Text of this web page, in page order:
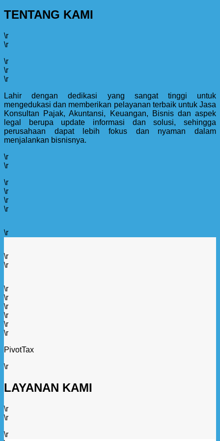
TENTANG KAMI
\r
\r
\r
\r
\r
Lahir dengan dedikasi yang sangat tinggi untuk
mengedukasi dan memberikan pelayanan terbaik untuk Jasa
Konsultan Pajak, Akuntansi, Keuangan, Bisnis dan aspek
legal berupa update informasi dan solusi, sehingga
perusahaan dapat lebih fokus dan nyaman dalam
menjalankan bisnisnya.
\r
\r
\r
\r
\r
\r
\r
\r
\r
\r
\r
\r
\r
\r
\r
PivotTax
\r
LAYANAN KAMI
\r
\r
\r